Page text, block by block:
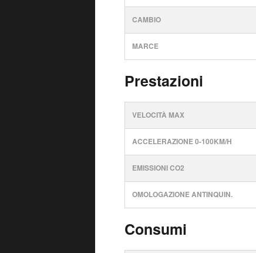
CAMBIO
MARCE
Prestazioni
VELOCITÀ MAX
ACCELERAZIONE 0-100KM/H
EMISSIONI CO2
OMOLOGAZIONE ANTINQUIN.
Consumi